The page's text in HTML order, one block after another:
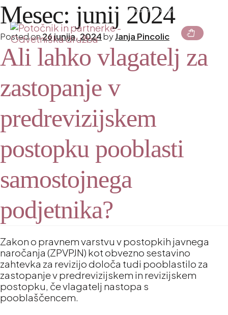
PodcastPartnerke z vizijoKontakt
shopping_bag_speed
Mesec: junij 2024
Posted on26 junija, 2024byJanja Pincolic
Ali lahko vlagatelj za
zastopanje v
predrevizijskem
postopku pooblasti
samostojnega
podjetnika?
Zakon o pravnem varstvu v postopkih javnega
naročanja (ZPVPJN) kot obvezno sestavino
zahtevka za revizijo določa tudi pooblastilo za
zastopanje v predrevizijskem in revizijskem
postopku, če vlagatelj nastopa s
pooblaščencem.